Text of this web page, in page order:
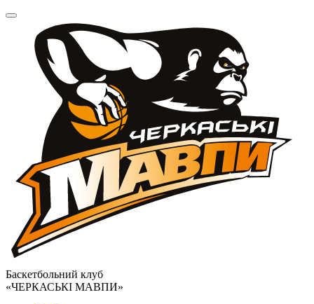
Баскетбольний клуб
«ЧЕРКАСЬКІ МАВПИ»